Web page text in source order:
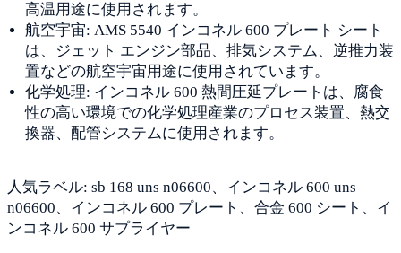
高温用途に使用されます。
航空宇宙: AMS 5540 インコネル 600 プレート シート
は、ジェット エンジン部品、排気システム、逆推力装
置などの航空宇宙用途に使用されています。
化学処理: インコネル 600 熱間圧延プレートは、腐食
性の高い環境での化学処理産業のプロセス装置、熱交
換器、配管システムに使用されます。
人気ラベル: sb 168 uns n06600、インコネル 600 uns
n06600、インコネル 600 プレート、合金 600 シート、イ
ンコネル 600 サプライヤー